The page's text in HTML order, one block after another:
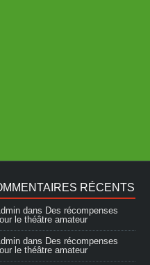
RÉCENTS
dans Des récompenses
le théâtre amateur
dans Des récompenses
le théâtre amateur